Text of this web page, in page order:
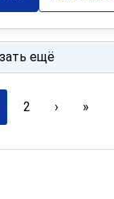
ещё
2 › »